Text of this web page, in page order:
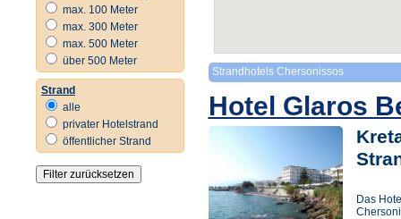
max. 100 Meter
max. 300 Meter
max. 500 Meter
über 500 Meter
Strand
alle
privater Hotelstrand
öffentlicher Strand
Strandhotels Chersonissos
Hotel Glaros
Das